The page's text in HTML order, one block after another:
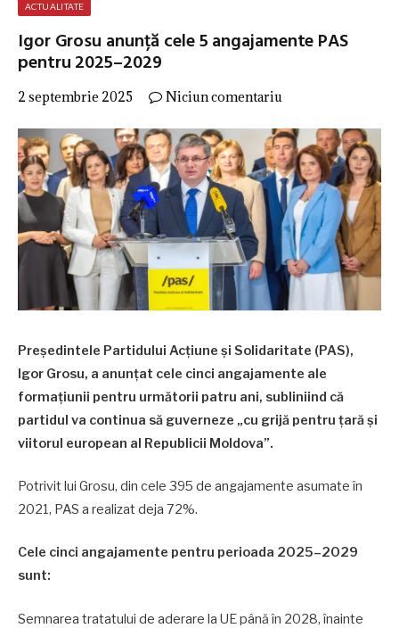
ACTUALITATE
Igor Grosu anunță cele 5 angajamente PAS
pentru 2025–2029
2 septembrie 2025 Niciun comentariu
Președintele Partidului Acțiune și Solidaritate (PAS),
Igor Grosu, a anunțat cele cinci angajamente ale
formațiunii pentru următorii patru ani, subliniind că
partidul va continua să guverneze „cu grijă pentru țară și
viitorul european al Republicii Moldova”.
Potrivit lui Grosu, din cele 395 de angajamente asumate în
2021, PAS a realizat deja 72%.
Cele cinci angajamente pentru perioada 2025–2029
sunt:
Semnarea tratatului de aderare la UE până în 2028, înainte